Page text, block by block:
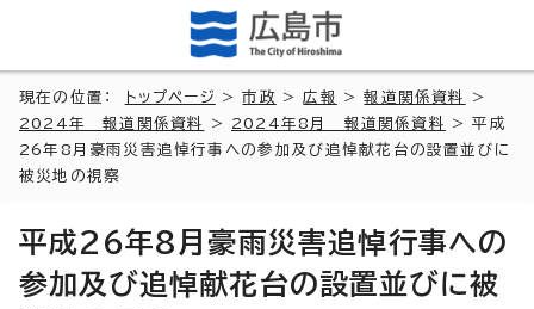
現在の位置： トップページ >市政 >広報 >報道関係資料
>
2024年 報道関係資料
> 2024年8月 報道関係資料
> 平成
26年8月豪雨災害追悼行事への参加及び追悼献花台の設置並びに
被災地の視察
平成26年8月豪雨災害追悼行事への
参加及び追悼献花台の設置並びに被